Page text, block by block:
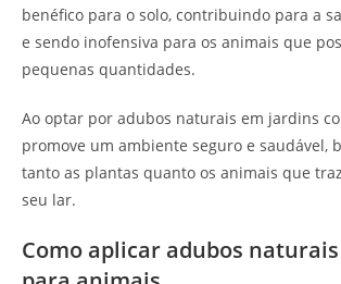
benéfico para o solo, contribuindo para a
e sendo inofensiva para os animais que
pequenas quantidades.
Ao optar por adubos naturais em jardins
promove um ambiente seguro e saudável,
tanto as plantas quanto os animais que
seu lar.
Como aplicar adubos